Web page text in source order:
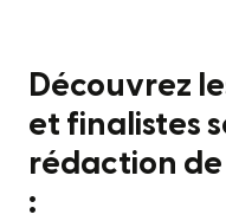
Découvrez
et finalistes
rédaction de
: